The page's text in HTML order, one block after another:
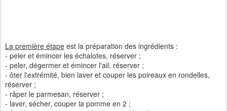
La première étape est la préparation des ingrédients :
- peler et émincer les échalotes, réserver ;
- peler, dégermer et émincer l'ail, réserver ;
- ôter l'extrémité, bien laver et couper les poireaux en rondelles,
réserver ;
- râper le parmesan, réserver ;
- laver, sécher, couper la pomme en 2 ;